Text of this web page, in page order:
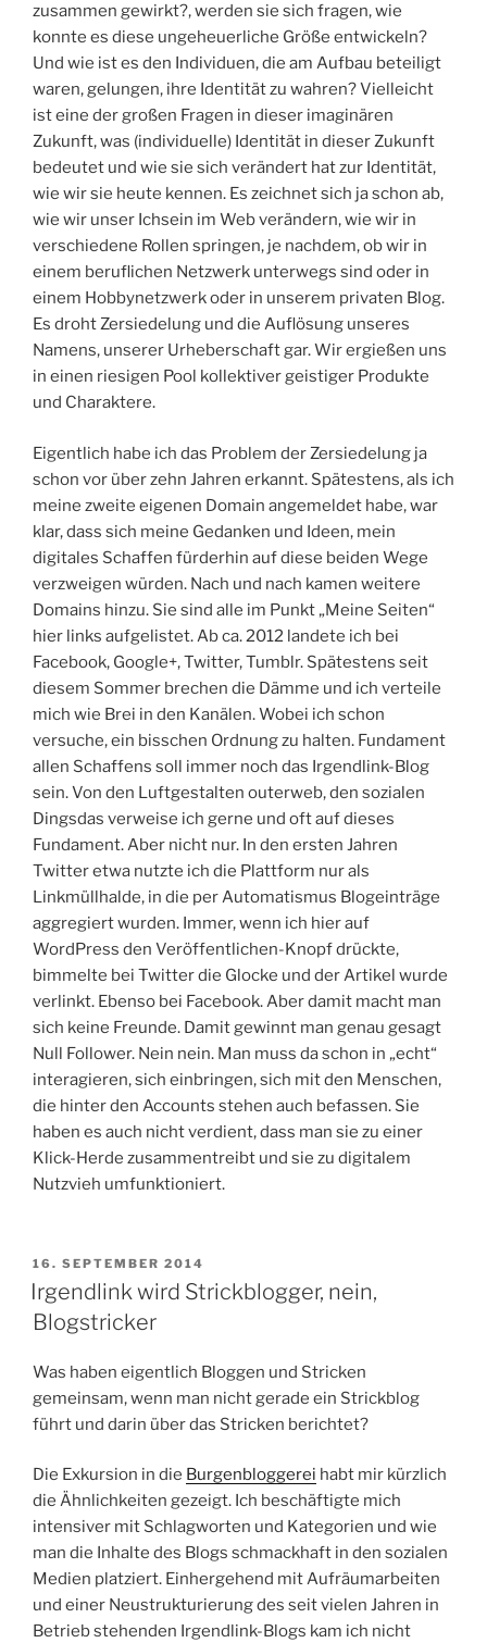
zusammen gewirkt?, werden sie sich fragen, wie
konnte es diese ungeheuerliche Größe entwickeln?
Und wie ist es den Individuen, die am Aufbau beteiligt
waren, gelungen, ihre Identität zu wahren? Vielleicht
ist eine der großen Fragen in dieser imaginären
Zukunft, was (individuelle) Identität in dieser Zukunft
bedeutet und wie sie sich verändert hat zur Identität,
wie wir sie heute kennen. Es zeichnet sich ja schon ab,
wie wir unser Ichsein im Web verändern, wie wir in
verschiedene Rollen springen, je nachdem, ob wir in
einem beruflichen Netzwerk unterwegs sind oder in
einem Hobbynetzwerk oder in unserem privaten Blog.
Es droht Zersiedelung und die Auflösung unseres
Namens, unserer Urheberschaft gar. Wir ergießen uns
in einen riesigen Pool kollektiver geistiger Produkte
und Charaktere.
Eigentlich habe ich das Problem der Zersiedelung ja
schon vor über zehn Jahren erkannt. Spätestens, als ich
meine zweite eigenen Domain angemeldet habe, war
klar, dass sich meine Gedanken und Ideen, mein
digitales Schaffen fürderhin auf diese beiden Wege
verzweigen würden. Nach und nach kamen weitere
Domains hinzu. Sie sind alle im Punkt „Meine Seiten“
hier links aufgelistet. Ab ca. 2012 landete ich bei
Facebook, Google+, Twitter, Tumblr. Spätestens seit
diesem Sommer brechen die Dämme und ich verteile
mich wie Brei in den Kanälen. Wobei ich schon
versuche, ein bisschen Ordnung zu halten. Fundament
allen Schaffens soll immer noch das Irgendlink-Blog
sein. Von den Luftgestalten outerweb, den sozialen
Dingsdas verweise ich gerne und oft auf dieses
Fundament. Aber nicht nur. In den ersten Jahren
Twitter etwa nutzte ich die Plattform nur als
Linkmüllhalde, in die per Automatismus Blogeinträge
aggregiert wurden. Immer, wenn ich hier auf
WordPress den Veröffentlichen-Knopf drückte,
bimmelte bei Twitter die Glocke und der Artikel wurde
verlinkt. Ebenso bei Facebook. Aber damit macht man
sich keine Freunde. Damit gewinnt man genau gesagt
Null Follower. Nein nein. Man muss da schon in „echt“
interagieren, sich einbringen, sich mit den Menschen,
die hinter den Accounts stehen auch befassen. Sie
haben es auch nicht verdient, dass man sie zu einer
Klick-Herde zusammentreibt und sie zu digitalem
Nutzvieh umfunktioniert.
VERÖFFENTLICHT
AM
16. SEPTEMBER 2014
Irgendlink wird Strickblogger, nein,
Blogstricker
Was haben eigentlich Bloggen und Stricken
gemeinsam, wenn man nicht gerade ein Strickblog
führt und darin über das Stricken berichtet?
Die Exkursion in die Burgenbloggerei habt mir kürzlich
die Ähnlichkeiten gezeigt. Ich beschäftigte mich
intensiver mit Schlagworten und Kategorien und wie
man die Inhalte des Blogs schmackhaft in den sozialen
Medien platziert. Einhergehend mit Aufräumarbeiten
und einer Neustrukturierung des seit vielen Jahren in
Betrieb stehenden Irgendlink-Blogs kam ich nicht